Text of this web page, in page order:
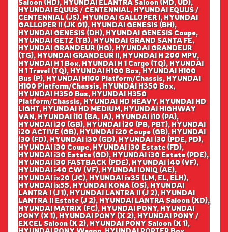
Saloon (HD), HYUNDAI ELANTRA Saloon (MD, UD),
HYUNDAI EQUUS / CENTENNIAL, HYUNDAI EQUUS /
CENTENNIAL (JS), HYUNDAI GALLOPER I, HYUNDAI
GALLOPER II (JK 01), HYUNDAI GENESIS (BH),
HYUNDAI GENESIS (DH), HYUNDAI GENESIS Coupe,
HYUNDAI GETZ (TB), HYUNDAI GRAND SANTA FE,
HYUNDAI GRANDEUR (HG), HYUNDAI GRANDEUR
(TG), HYUNDAI GRANDEUR II, HYUNDAI H 200 MPV,
HYUNDAI H 1 Box, HYUNDAI H 1 Cargo (TQ), HYUNDAI
H 1 Travel (TQ), HYUNDAI H100 Box, HYUNDAI H100
Bus (P), HYUNDAI H100 Platform/Chassis, HYUNDAI
H100 Platform/Chassis, HYUNDAI H350 Box,
HYUNDAI H350 Bus, HYUNDAI H350
Platform/Chassis, HYUNDAI HD HEAVY, HYUNDAI HD
LIGHT, HYUNDAI HD MEDIUM, HYUNDAI HIGHWAY
VAN, HYUNDAI i10 (BA, IA), HYUNDAI i10 (PA),
HYUNDAI i20 (GB), HYUNDAI i20 (PB, PBT), HYUNDAI
i20 ACTIVE (GB), HYUNDAI i20 Coupe (GB), HYUNDAI
i30 (FD), HYUNDAI i30 (GD), HYUNDAI i30 (PDE, PD),
HYUNDAI i30 Coupe, HYUNDAI i30 Estate (FD),
HYUNDAI i30 Estate (GD), HYUNDAI i30 Estate (PDE),
HYUNDAI i30 FASTBACK (PDE), HYUNDAI i40 (VF),
HYUNDAI i40 CW (VF), HYUNDAI IONIQ (AE),
HYUNDAI ix20 (JC), HYUNDAI ix35 (LM, EL, ELH),
HYUNDAI ix55, HYUNDAI KONA (OS), HYUNDAI
LANTRA I (J 1), HYUNDAI LANTRA II (J 2), HYUNDAI
LANTRA II Estate (J 2), HYUNDAI LANTRA Saloon (XD),
HYUNDAI MATRIX (FC), HYUNDAI PONY, HYUNDAI
PONY (X 1), HYUNDAI PONY (X 2), HYUNDAI PONY /
EXCEL Saloon (X 2), HYUNDAI PONY Saloon (X 1),